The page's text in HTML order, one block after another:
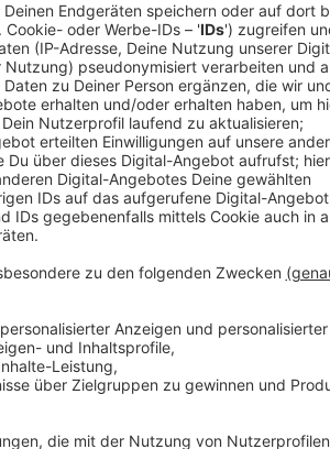
dich nicht so: "Wetter-App-Roulette"
Herbst-Comedy mit Lisa Feller
neue Serie von und mit Lisa Feller,
kein Thema aus, das uns im Herbst